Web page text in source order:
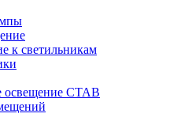
к светильникам
освещение СТАВ